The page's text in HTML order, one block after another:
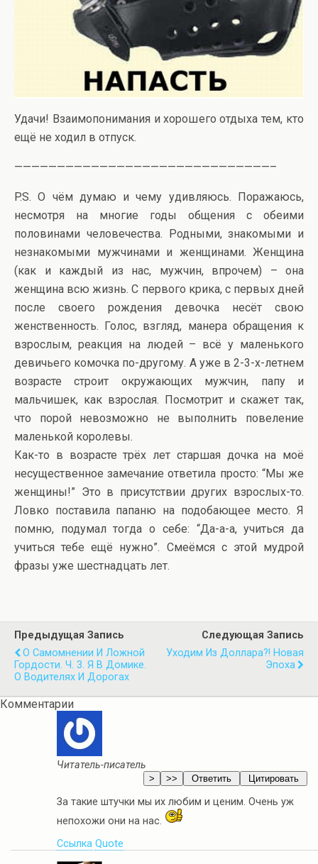
Удачи! Взаимопонимания и хорошего отдыха тем, кто
ещё не ходил в отпуск.
——————————————————————————————–
P.S. О чём думаю и чему удивляюсь. Поражаюсь,
несмотря на многие годы общения с обеими
половинами человечества. Родными, знакомыми и
незнакомыми мужчинами и женщинами. Женщина
(как и каждый из нас, мужчин, впрочем) – она
женщина всю жизнь. С первого крика, с первых дней
после своего рождения девочка несёт свою
женственность. Голос, взгляд, манера обращения к
взрослым, реакция на людей – всё у маленького
девичьего комочка по-другому. А уже в 2-3-х-летнем
возрасте строит окружающих мужчин, папу и
мальчишек, как взрослая. Посмотрит и скажет так,
что порой невозможно не выполнить повеление
маленькой королевы.
Как-то в возрасте трёх лет старшая дочка на моё
несущественное замечание ответила просто: “Мы же
женщины!” Это в присутствии других взрослых-то.
Ловко поставила папаню на подобающее место. Я
помню, подумал тогда о себе: “Да-а-а, учиться да
учиться тебе ещё нужно”. Смеёмся с этой мудрой
фразы уже шестнадцать лет.
Предыдущая Запись
О Самомнении И Ложной
Гордости. Ч. 3. Я В Домике.
О Водителях И Дорогах
Следующая Запись
Уходим Из Доллара?! Новая
Эпоха
Комментарии
Читатель-писатель
За такие штучки мы их любим и ценим. Очень уж
непохожи они на нас.
Ссылка Quote